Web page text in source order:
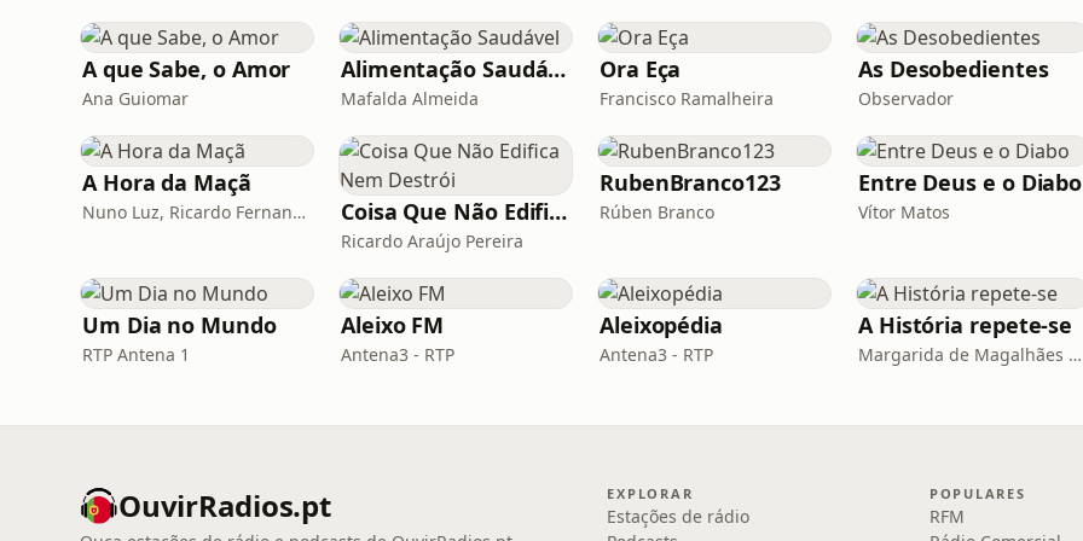
A que Sabe, o Amor
Ana Guiomar
Alimentação Saudável
Mafalda Almeida
Ora Eça
Francisco Ramalheira
As Desobedientes
Observador
A Hora da Maçã
Nuno Luz, Ricardo Fernandes Coisa Que Não Edifica Nem Destrói
Ricardo Araújo Pereira
RubenBranco123
Rúben Branco
Entre Deus e o Diabo
Vítor Matos
Um Dia no Mundo
RTP Antena 1
Aleixo FM
Antena3 - RTP
Aleixopédia
Antena3 - RTP
A História repete-se
Margarida de Magalhães Ramalho e Lourenço Pereira Coutinho
OuvirRadios.pt EXPLORAR
Estações de rádio
POPULARES
RFM